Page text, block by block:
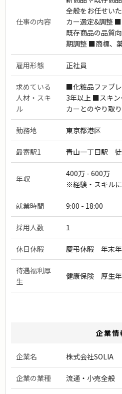
仕事の内容
全般をお任せい
カー選定&調整
既存商品の品質
期調整 ■商標、
雇用形態 正社員
求めている
人材・スキ
ル
■化粧品ファブ
3年以上 ■スキン
カーとのやり取
勤務地 東京都港区
最寄駅1 青山一丁目駅
年収
400万 - 600万
※経験・スキル
就業時間 9:00 - 18:00
採用人数 1
休日休暇 慶弔休暇 年末
待遇福利厚
生
健康保険 厚生
企業情
企業名 株式会社SOLIA
企業の業種 流通・小売全般